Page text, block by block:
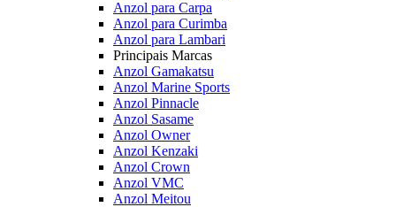
Anzol para Carpa
Anzol para Curimba
Anzol para Lambari
Principais Marcas
Anzol Gamakatsu
Anzol Marine Sports
Anzol Pinnacle
Anzol Sasame
Anzol Owner
Anzol Kenzaki
Anzol Crown
Anzol VMC
Anzol Meitou